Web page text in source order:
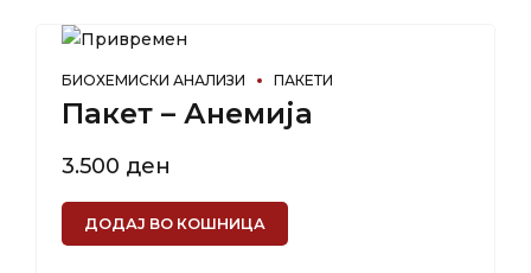
БИОХЕМИСКИ АНАЛИЗИ ПАКЕТИ
Пакет – Анемија
3.500 ден
ДОДАЈ ВО КОШНИЦА